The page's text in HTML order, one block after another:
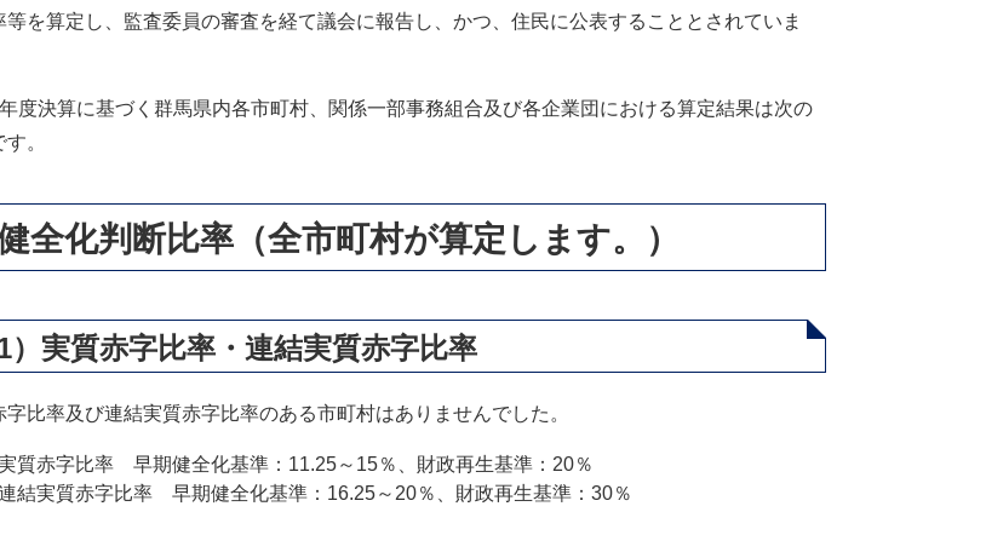
等を算定し、監査委員の審査を経て議会に報告し、かつ、住民に公表することとされていま
度決算に基づく群馬県内各市町村、関係一部事務組合及び各企業団における算定結果は次の
。
全化判断比率（全市町村が算定します。）
1）実質赤字比率・連結実質赤字比率
比率及び連結実質赤字比率のある市町村はありませんでした。
質赤字比率 早期健全化基準：11.25～15％、財政再生基準：20％
結実質赤字比率 早期健全化基準：16.25～20％、財政再生基準：30％